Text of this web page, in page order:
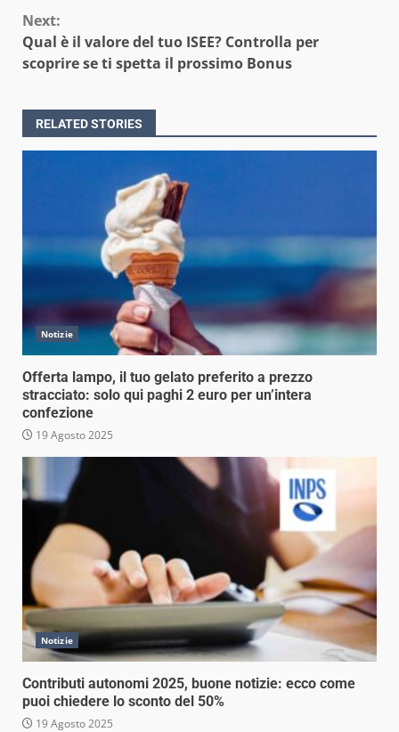
Next:
Qual è il valore del tuo ISEE? Controlla per
scoprire se ti spetta il prossimo Bonus
RELATED STORIES
Notizie
Offerta lampo, il tuo gelato preferito a prezzo
stracciato: solo qui paghi 2 euro per un’intera
confezione
19 Agosto 2025
Notizie
Contributi autonomi 2025, buone notizie: ecco come
puoi chiedere lo sconto del 50%
19 Agosto 2025